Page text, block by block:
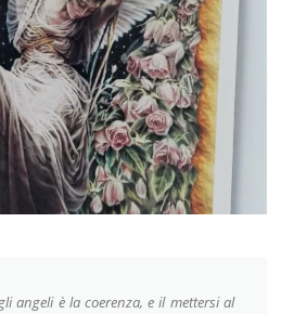
angeli è la coerenza, e il mettersi al